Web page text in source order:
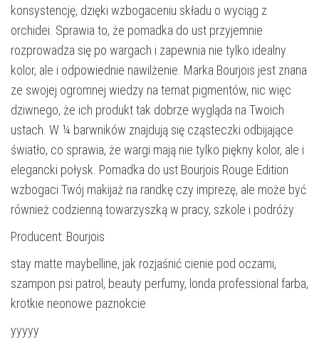
konsystencję, dzięki wzbogaceniu składu o wyciąg z
orchidei. Sprawia to, że pomadka do ust przyjemnie
rozprowadza się po wargach i zapewnia nie tylko idealny
kolor, ale i odpowiednie nawilżenie. Marka Bourjois jest znana
ze swojej ogromnej wiedzy na temat pigmentów, nic więc
dziwnego, że ich produkt tak dobrze wygląda na Twoich
ustach. W ¼ barwników znajdują się cząsteczki odbijające
światło, co sprawia, że wargi mają nie tylko piękny kolor, ale i
elegancki połysk. Pomadka do ust Bourjois Rouge Edition
wzbogaci Twój makijaż na randkę czy imprezę, ale może być
również codzienną towarzyszką w pracy, szkole i podróży.
Producent: Bourjois
stay matte maybelline, jak rozjaśnić cienie pod oczami,
szampon psi patrol, beauty perfumy, londa professional farba,
krotkie neonowe paznokcie
yyyyy